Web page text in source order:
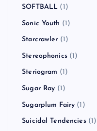
SOFTBALL (1)
Sonic Youth (1)
Starcrawler (1)
Stereophonics(1)
Steriogram (1)
Sugar Ray (1)
Sugarplum Fairy (1)
Suicidal Tendencies(1)